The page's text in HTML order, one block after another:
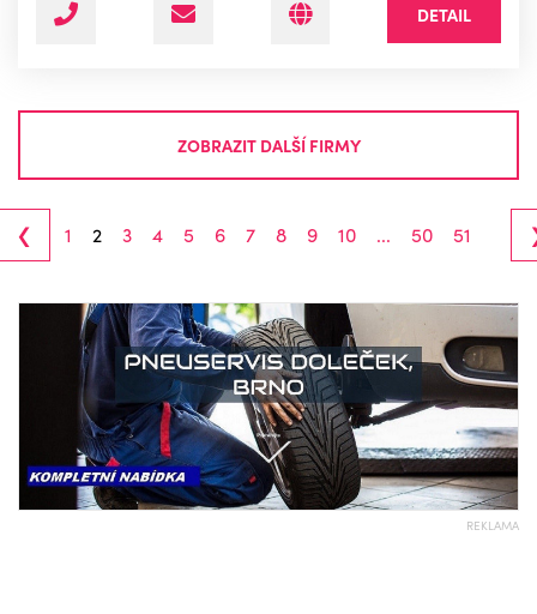
DETAIL
ZOBRAZIT DALŠÍ FIRMY
‹ 1 2 3 4 5 6 7 8 9 10 ... 50 51
REKLAMA